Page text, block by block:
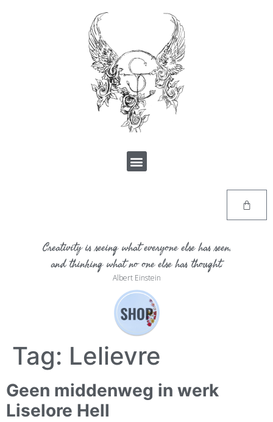
Creativity is seeing what everyone else has seen,
and thinking what no one else has thought.
Albert Einstein
Tag: Lelievre
Geen middenweg in werk
Liselore Hell